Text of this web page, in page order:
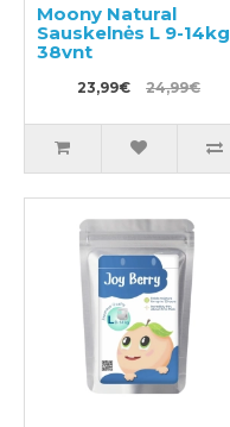
Moony Natural
Sauskelnės L 9-14kg
38vnt
23,99€ 24,99€